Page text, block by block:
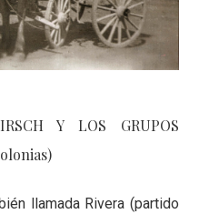
Y LOS GRUPOS
llamada Rivera (partido